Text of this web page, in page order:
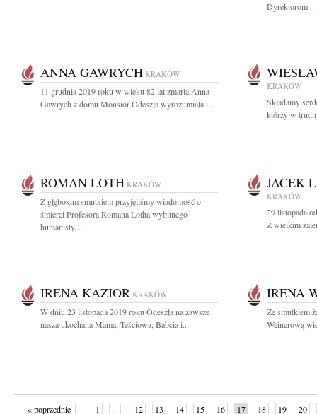
Dyrektorom...
ANNA GAWRYCH KRAKÓW
11 grudnia 2019 roku w wieku 82 lat zmarła Anna
Gawrych z domu Monsior Odeszła wyrozumiała i...
KRAKÓW
Składamy
którzy w
ROMAN LOTH KRAKÓW
Z głębokim smutkiem przyjęliśmy wiadomość o
śmierci Profesora Romana Lotha wybitnego
humanisty,...
JACEK
KRAKÓW
29 listopada
Z wielkim
IRENA KAZIOR KRAKÓW
W dniu 23 listopada 2019 roku Odeszła na zawsze
nasza ukochana Mama, Teściowa, Babcia i...
IRENA
Ze smutkiem
Weinerową
« poprzednie 1 ... 12 13 14 15 16 17 18 19 20